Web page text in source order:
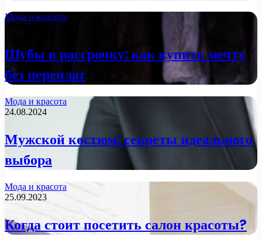
Мода и красота
Шубы в рассрочку: как купить мечту
без переплат
Мода и красота
24.08.2024
Мужской костюм: секреты идеального
выбора
Мода и красота
25.09.2023
Когда стоит посетить салон красоты?